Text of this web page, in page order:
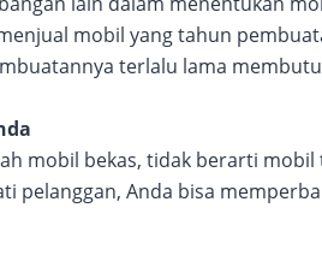
mobil yang tahun
terlalu lama
mobil bekas, tidak berarti
pelanggan, Anda bisa